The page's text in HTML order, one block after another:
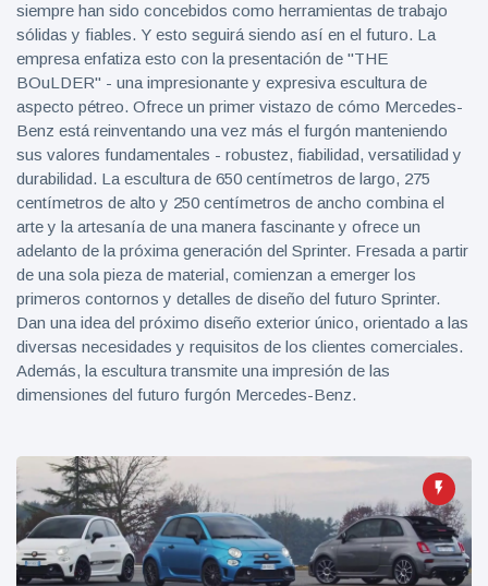
siempre han sido concebidos como herramientas de trabajo
sólidas y fiables. Y esto seguirá siendo así en el futuro. La
empresa enfatiza esto con la presentación de "THE
BOuLDER" - una impresionante y expresiva escultura de
aspecto pétreo. Ofrece un primer vistazo de cómo Mercedes-
Benz está reinventando una vez más el furgón manteniendo
sus valores fundamentales - robustez, fiabilidad, versatilidad y
durabilidad. La escultura de 650 centímetros de largo, 275
centímetros de alto y 250 centímetros de ancho combina el
arte y la artesanía de una manera fascinante y ofrece un
adelanto de la próxima generación del Sprinter. Fresada a partir
de una sola pieza de material, comienzan a emerger los
primeros contornos y detalles de diseño del futuro Sprinter.
Dan una idea del próximo diseño exterior único, orientado a las
diversas necesidades y requisitos de los clientes comerciales.
Además, la escultura transmite una impresión de las
dimensiones del futuro furgón Mercedes-Benz.